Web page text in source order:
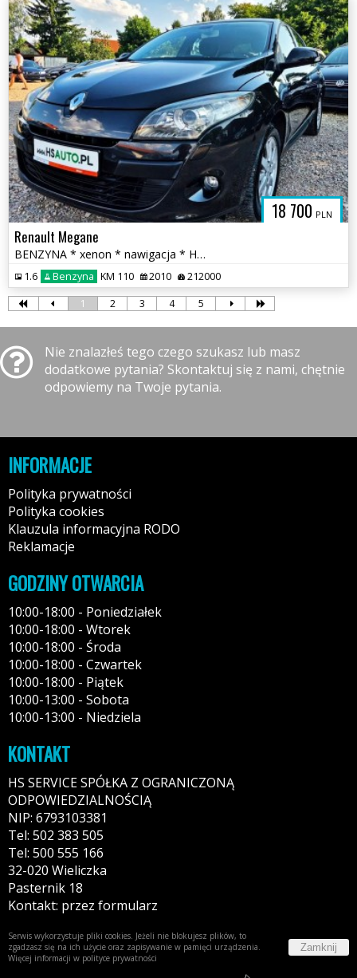
18 700 PLN
Renault Megane
BENZYNA * xenon * nawigacja * HANDS FREE * super * OKAZJA * 5 drzwi
1.6 Benzyna KM 110 2010 212000
1 2 3 4 5
Nie znalazłeś tego czego szukasz lub masz
dodatkowe pytania? Skontaktuj się z nami, chętnie
odpowiemy na Twoje pytania.
INFORMACJE
Polityka prywatności
Polityka cookies
Klauzula informacyjna RODO
Reklamacje
GODZINY OTWARCIA
10:00-18:00 - Poniedziałek
10:00-18:00 - Wtorek
10:00-18:00 - Środa
10:00-18:00 - Czwartek
10:00-18:00 - Piątek
10:00-13:00 - Sobota
10:00-13:00 - Niedziela
KONTAKT
HS SERVICE SPÓŁKA Z OGRANICZONĄ
ODPOWIEDZIALNOŚCIĄ
NIP: 6793103381
Tel: 502 383 505
Tel: 500 555 166
32-020 Wieliczka
Pasternik 18
Kontakt: przez formularz
Serwis wykorzystuje pliki cookies. Jeżeli nie blokujesz plików, to
zgadzasz się na ich użycie oraz zapisywanie w pamięci urządzenia.
Więcej informacji w polityce prywatności
Zamknij